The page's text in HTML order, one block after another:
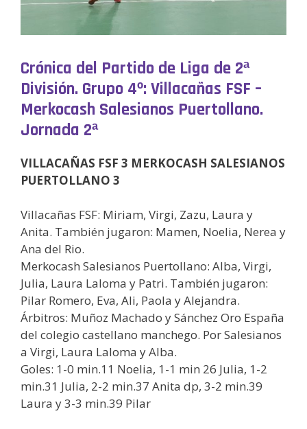
Crónica del Partido de Liga de 2ª
División. Grupo 4º: Villacañas FSF –
Merkocash Salesianos Puertollano.
Jornada 2ª
VILLACAÑAS FSF 3 MERKOCASH SALESIANOS
PUERTOLLANO 3
Villacañas FSF: Miriam, Virgi, Zazu, Laura y
Anita. También jugaron: Mamen, Noelia, Nerea y
Ana del Rio.
Merkocash Salesianos Puertollano: Alba, Virgi,
Julia, Laura Laloma y Patri. También jugaron:
Pilar Romero, Eva, Ali, Paola y Alejandra.
Árbitros: Muñoz Machado y Sánchez Oro España
del colegio castellano manchego. Por Salesianos
a Virgi, Laura Laloma y Alba.
Goles: 1-0 min.11 Noelia, 1-1 min 26 Julia, 1-2
min.31 Julia, 2-2 min.37 Anita dp, 3-2 min.39
Laura y 3-3 min.39 Pilar